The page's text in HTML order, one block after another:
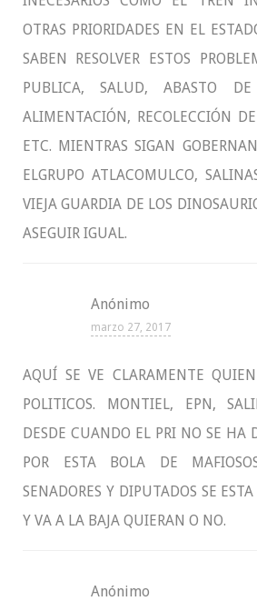
OTRAS PRIORIDADES EN EL
SABEN RESOLVER ESTOS
PUBLICA, SALUD, ABASTO
ALIMENTACIÓN, RECOLECCIÓN
ETC. MIENTRAS SIGAN
ELGRUPO ATLACOMULCO,
VIEJA GUARDIA DE LOS
ASEGUIR IGUAL.
Anónimo
marzo 27, 2017
AQUÍ SE VE CLARAMENTE
POLITICOS. MONTIEL, EPN,
DESDE CUANDO EL PRI NO SE HA
POR ESTA BOLA DE
SENADORES Y DIPUTADOS SE
Y VA A LA BAJA QUIERAN O NO.
Anónimo